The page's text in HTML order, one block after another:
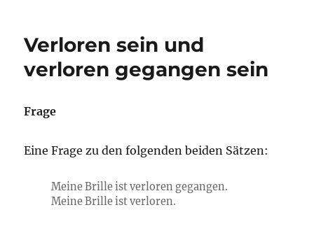
Verloren sein und
verloren gegangen sein
Frage
Eine Frage zu den folgenden beiden Sätzen:
Meine Brille ist verloren gegangen.
Meine Brille ist verloren.